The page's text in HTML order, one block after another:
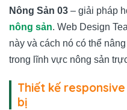
Nông Sản 03 – giải pháp
nông sản. Web Design
này và cách nó có thể
trong lĩnh vực nông sản
Thiết kế
bị